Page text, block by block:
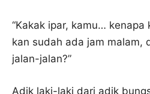
“Kakak ipar, kamu… kenapa
kan sudah ada jam malam,
jalan-jalan?”
Adik laki-laki dari adik